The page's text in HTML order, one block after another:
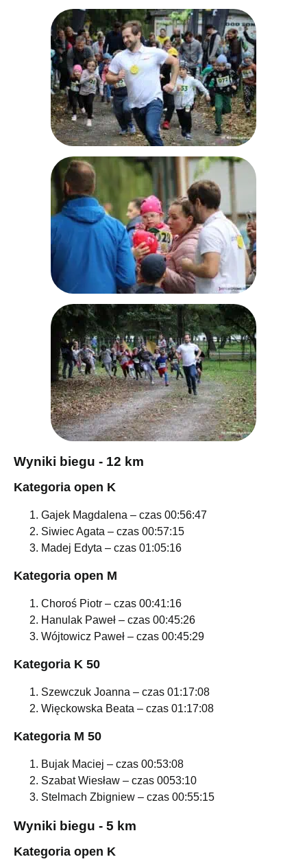
Wyniki biegu - 12 km
Kategoria open K
Gajek Magdalena – czas 00:56:47
Siwiec Agata – czas 00:57:15
Madej Edyta – czas 01:05:16
Kategoria open M
Choroś Piotr – czas 00:41:16
Hanulak Paweł – czas 00:45:26
Wójtowicz Paweł – czas 00:45:29
Kategoria K 50
Szewczuk Joanna – czas 01:17:08
Więckowska Beata – czas 01:17:08
Kategoria M 50
Bujak Maciej – czas 00:53:08
Szabat Wiesław – czas 0053:10
Stelmach Zbigniew – czas 00:55:15
Wyniki biegu - 5 km
Kategoria open K